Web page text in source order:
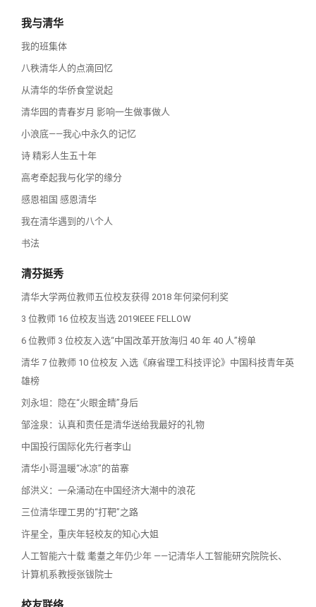
我与清华
我的班集体
八秩清华人的点滴回忆
从清华的华侨食堂说起
清华园的青春岁月 影响一生做事做人
小浪底——我心中永久的记忆
诗 精彩人生五十年
高考牵起我与化学的缘分
感恩祖国 感恩清华
我在清华遇到的八个人
书法
清芬挺秀
清华大学两位教师五位校友获得 2018 年何梁何利奖
3 位教师 16 位校友当选 2019IEEE FELLOW
6 位教师 3 位校友入选“中国改革开放海归 40 年 40 人”榜单
清华 7 位教师 10 位校友 入选《麻省理工科技评论》中国科技青年英
雄榜
刘永坦：隐在“火眼金睛”身后
邹淦泉：认真和责任是清华送给我最好的礼物
中国投行国际化先行者李山
清华小哥温暖“冰凉”的苗寨
邰洪义：一朵涌动在中国经济大潮中的浪花
三位清华理工男的“打靶”之路
许星全，重庆年轻校友的知心大姐
人工智能六十载 耄耋之年仍少年 ——记清华人工智能研究院院长、
计算机系教授张钹院士